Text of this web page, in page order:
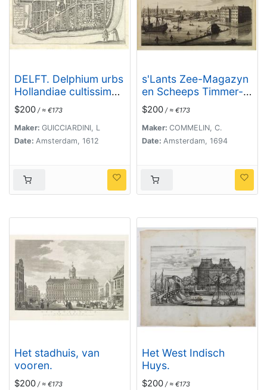
DELFT. Delphium urbs
Hollandiae cultissima.
. .
$200 / ≈ €173
Maker: GUICCIARDINI, L
Date: Amsterdam, 1612
s'Lants Zee-Magazyn
en Scheeps Timmer-
werf.
$200 / ≈ €173
Maker: COMMELIN, C.
Date: Amsterdam, 1694
Het stadhuis, van
vooren.
$200 / ≈ €173
Het West Indisch
Huys.
$200 / ≈ €173